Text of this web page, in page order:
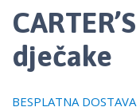
dječake
BESPLATNA